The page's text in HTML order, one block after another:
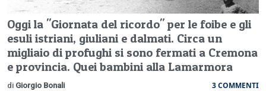
Oggi la "Giornata del ricordo" per le foibe e gli
esuli istriani, giuliani e dalmati. Circa un
migliaio di profughi si sono fermati a Cremona
e provincia. Quei bambini alla Lamarmora
di Giorgio Bonali 3 COMMENTI